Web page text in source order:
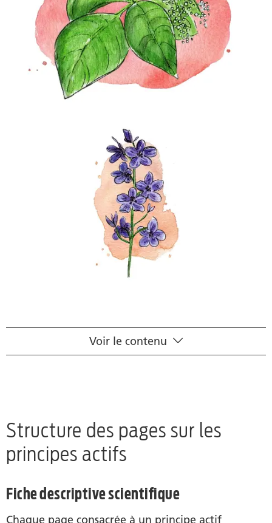
Structure des pages
Voir le contenu
Structure des pages sur les
principes actifs
Fiche descriptive scientifique
Chaque page consacrée à un principe actif